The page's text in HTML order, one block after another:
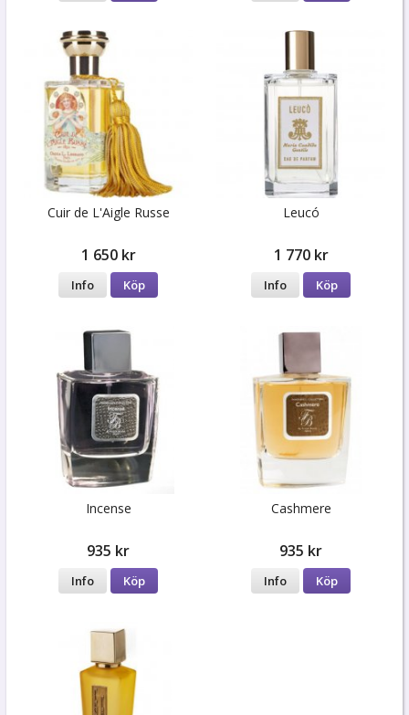
Cuir de L'Aigle Russe
1 650 kr
Info Köp
Leucó
1 770 kr
Info Köp
Incense
935 kr
Info Köp
Cashmere
935 kr
Info Köp